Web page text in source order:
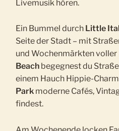
Livemusik hören.
Ein Bummel durch Little
Seite der Stadt – mit
und Wochenmärkten
Beach begegnest du
einem Hauch Hippie-
Park moderne Cafés,
findest.